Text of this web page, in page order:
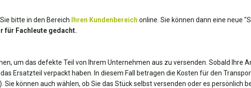
bitte in den Bereich Ihren Kundenbereich online. Sie können dann eine neue
für Fachleute gedacht.
um das defekte Teil von Ihrem Unternehmen aus zu versenden. Sobald Ihre
Ersatzteil verpackt haben. In diesem Fall betragen die Kosten für den
können auch wählen, ob Sie das Stück selbst versenden oder es persönlich